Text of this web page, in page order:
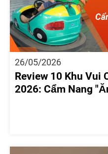
26/05/2026
Review 10 Khu Vui
2026: Cẩm Nang